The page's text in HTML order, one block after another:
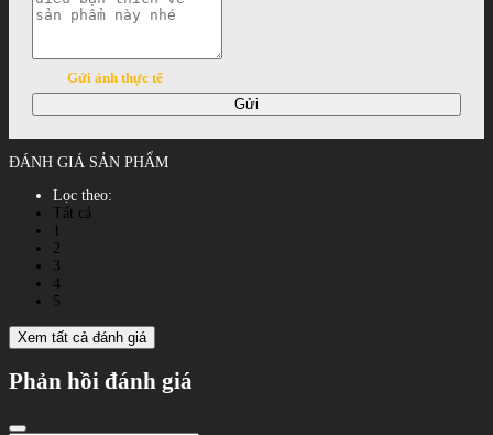
Gửi ảnh thực tế
Gửi
ĐÁNH GIÁ SẢN PHẨM
Lọc theo:
Tất cả
2
3
4
5
Xem tất cả đánh giá
Phản hồi đánh giá